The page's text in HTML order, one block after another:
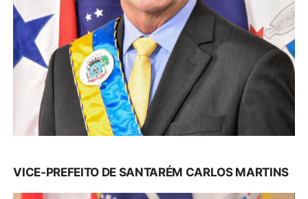
VICE-PREFEITO DE SANTARÉM CARLOS MARTINS